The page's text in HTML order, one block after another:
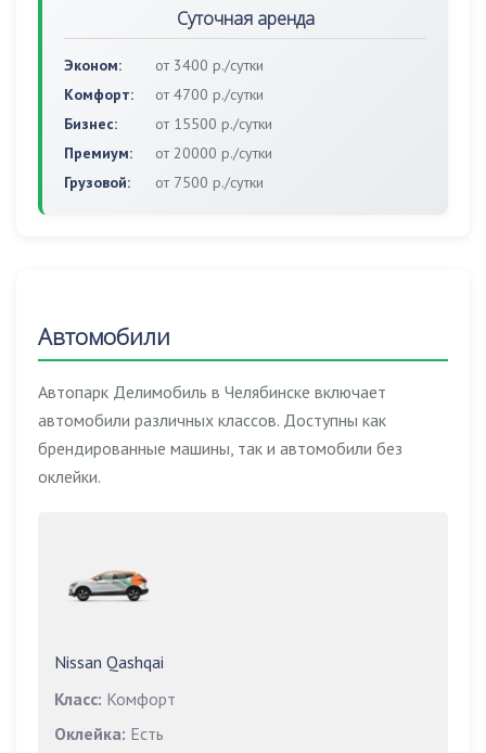
Суточная аренда
Эконом:
от 3400 р./сутки
Комфорт:
от 4700 р./сутки
Бизнес:
от 15500 р./сутки
Премиум:
от 20000 р./сутки
Грузовой:
от 7500 р./сутки
Автомобили
Автопарк Делимобиль в Челябинске включает
автомобили различных классов. Доступны как
брендированные машины, так и автомобили без
оклейки.
Nissan Qashqai
Класс: Комфорт
Оклейка: Есть